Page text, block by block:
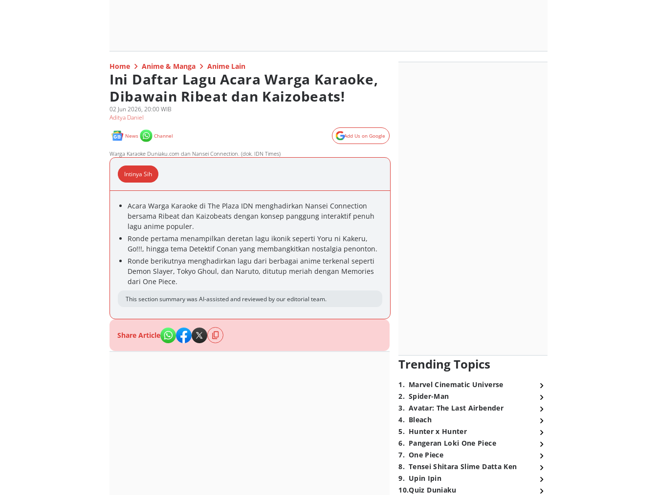
Home Anime & Manga Anime Lain
Ini Daftar Lagu Acara Warga Karaoke,
Dibawain Ribeat dan Kaizobeats!
02 Jun 2026, 20:00 WIB
Aditya Daniel
News Channel Add Us on Google
Warga Karaoke Duniaku.com dan Nansei Connection. (dok. IDN Times)
Intinya Sih
Acara Warga Karaoke di The Plaza IDN menghadirkan Nansei Connection
bersama Ribeat dan Kaizobeats dengan konsep panggung interaktif penuh
lagu anime populer.
Ronde pertama menampilkan deretan lagu ikonik seperti Yoru ni Kakeru,
Go!!!, hingga tema Detektif Conan yang membangkitkan nostalgia penonton.
Ronde berikutnya menghadirkan lagu dari berbagai anime terkenal seperti
Demon Slayer, Tokyo Ghoul, dan Naruto, ditutup meriah dengan Memories
dari One Piece.
This section summary was AI-assisted and reviewed by our editorial team.
Share Article
Trending Topics
1. Marvel Cinematic Universe
2. Spider-Man
3. Avatar: The Last Airbender
4. Bleach
5. Hunter x Hunter
6. Pangeran Loki One Piece
7. One Piece
8. Tensei Shitara Slime Datta Ken
9. Upin Ipin
10.Quiz Duniaku